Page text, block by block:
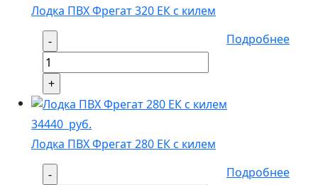
Лодка ПВХ Фрегат 320 ЕК с килем
Подробнее
34440 руб.
Лодка ПВХ Фрегат 280 ЕК с килем
Подробнее